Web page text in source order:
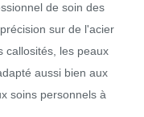
de soin des
sur de l'acier
callosités, les peaux
aussi bien aux
soins personnels à